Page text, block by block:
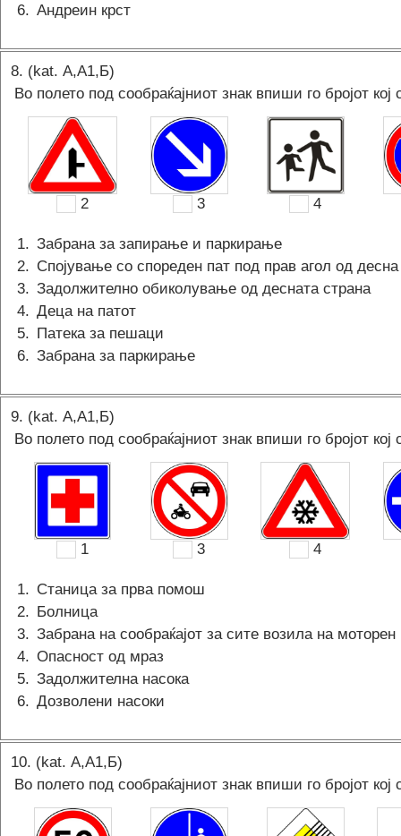
6. Андреин крст
8. (kat. А,A1,Б)
Во полето под сообраќајниот знак впиши го бројот
2 3 4
1. Забрана за запирање и паркирање
2. Спојување со спореден пат под прав агол од
3. Задолжително обиколување од десната страна
4. Деца на патот
5. Патека за пешаци
6. Забрана за паркирање
9. (kat. А,A1,Б)
Во полето под сообраќајниот знак впиши го бројот
1 3 4
1. Станица за прва помош
2. Болница
3. Забрана на сообраќајот за сите возила на моторен
4. Опасност од мраз
5. Задолжителна насока
6. Дозволени насоки
10. (kat. А,A1,Б)
Во полето под сообраќајниот знак впиши го бројот